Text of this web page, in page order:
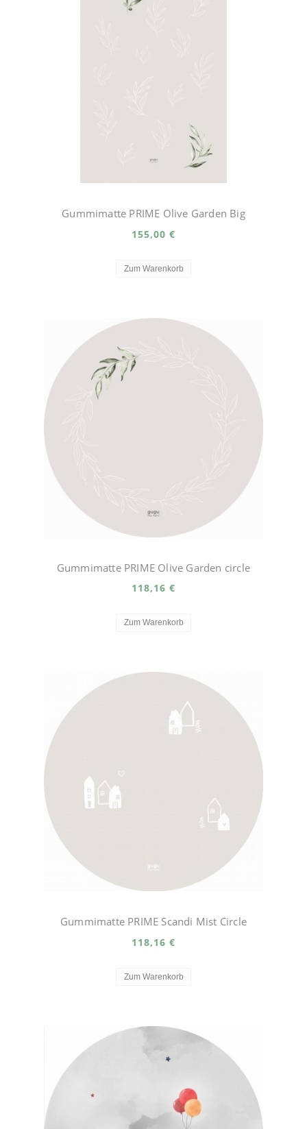
Gummimatte PRIME Olive Garden Big
155,00 €
Zum Warenkorb
Gummimatte PRIME Olive Garden circle
118,16 €
Zum Warenkorb
Gummimatte PRIME Scandi Mist Circle
118,16 €
Zum Warenkorb